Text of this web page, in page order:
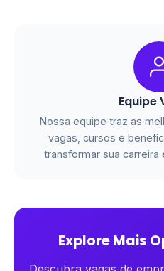
Equipe
Nossa equipe traz as
vagas, cursos e
transformar sua carreira
Explore Mais